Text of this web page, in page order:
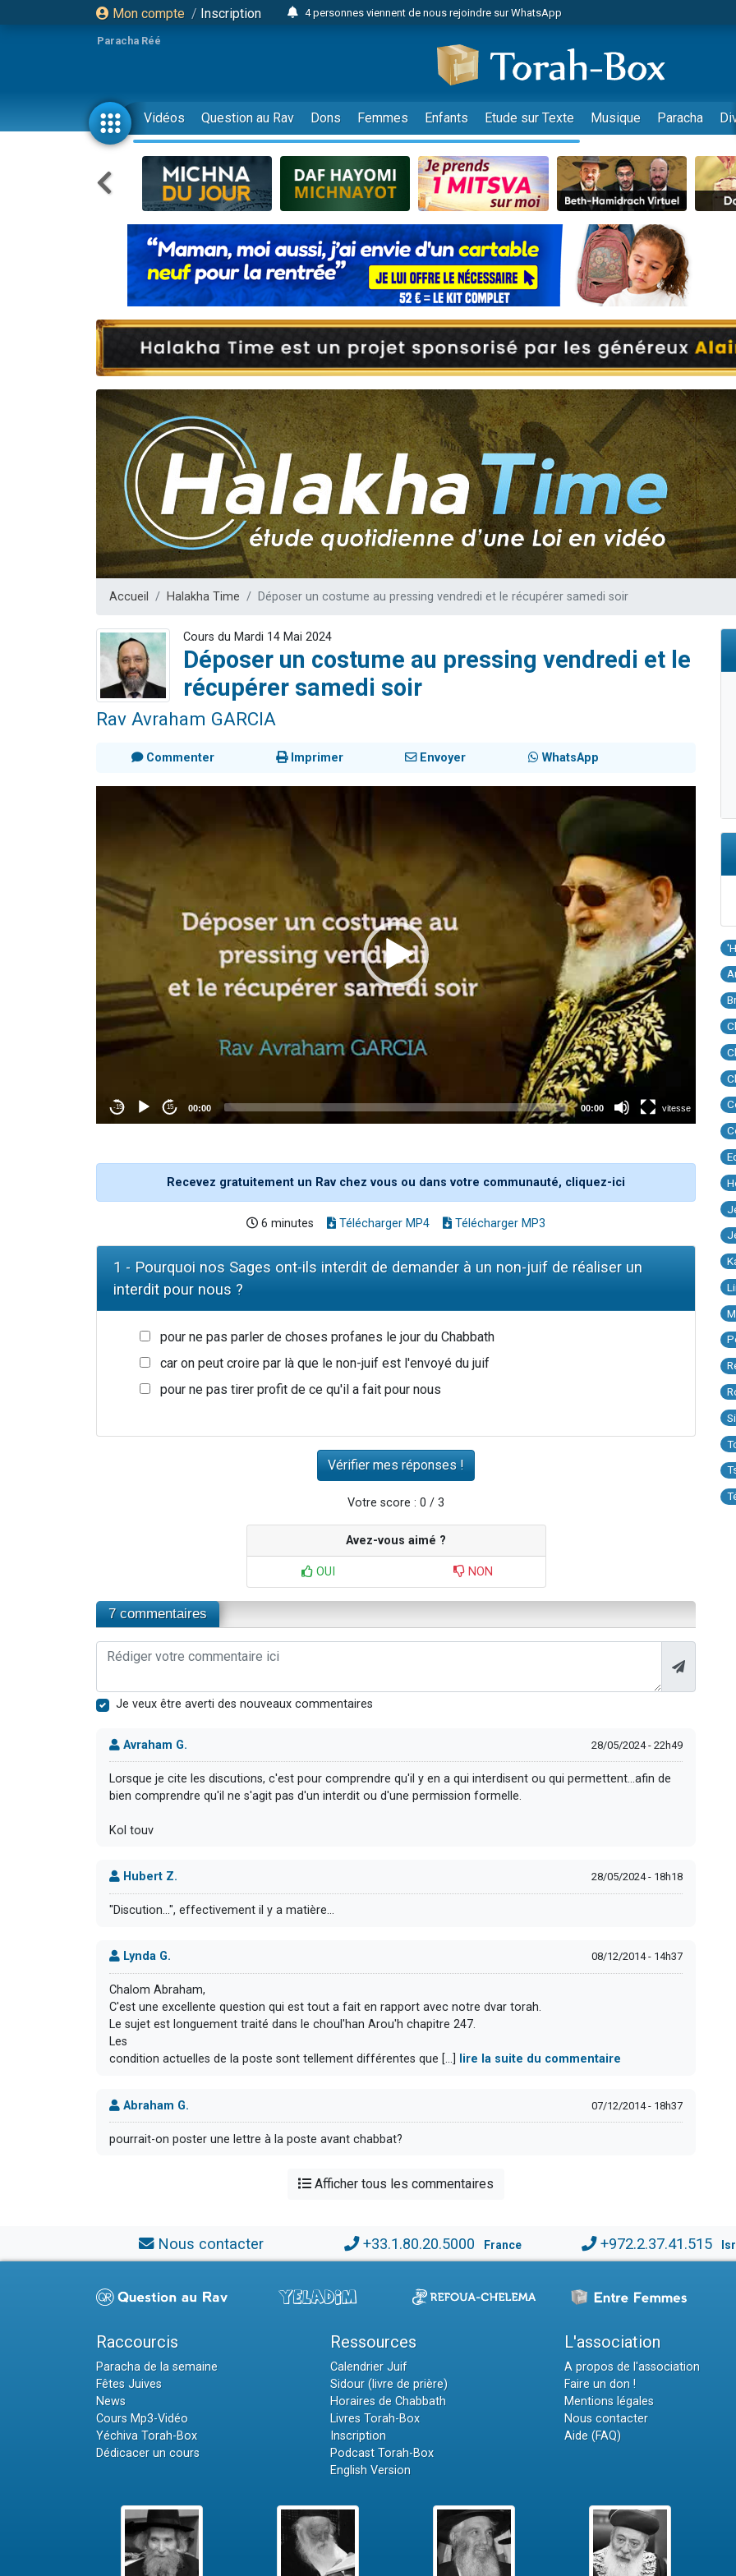
Mon compte / Inscription
4 personnes viennent de nous rejoindre sur WhatsApp
Odaya vient de donner son Maasser
3 personnes viennent de faire un don pour 5 jours de vacances aux Orphelins
3 personnes viennent de faire un don pour Diane, 80 ans, dans un appartement
13 personnes viennent de demander une bénédiction
2 personnes viennent de nous rejoindre sur WhatsApp
30 personnes viennent de faire un don pour Sauvez la jambe de Yohan
Il reste 49 places pour étudier en groupe sur Zoom
12 nouvelles musiques dans Torah-Box Music
3 personnes viennent de nous rejoindre sur WhatsApp
2 personnes viennent de nous rejoindre sur WhatsApp
3 personnes viennent de nous rejoindre sur WhatsApp
8 personnes viennent de faire un don pour Tsédaka : pauvres d'Israel
61 personnes viennent de demander une bénédiction
Ariel vient de donner son Maasser
Il reste 49 places pour étudier en groupe sur Zoom
Eva vient de donner son Maasser
Paracha Réé
Vidéos Question au Rav Dons Femmes Enfants Etude sur Texte Musique Paracha
Accueil Halakha Time Déposer un costume au pressing vendredi et le récupérer samedi soir
Cours du Mardi 14 Mai 2024
Déposer un costume au pressing vendredi et le
récupérer samedi soir
Rav Avraham GARCIA
Commenter Imprimer Envoyer WhatsApp
Recevez gratuitement un Rav chez vous ou dans votre communauté, cliquez-ici
6 minutes Télécharger MP4 Télécharger MP3
1 - Pourquoi nos Sages ont-ils interdit de demander à un non-juif de réaliser un
interdit pour nous ?
pour ne pas parler de choses profanes le jour du Chabbath
car on peut croire par là que le non-juif est l'envoyé du juif
pour ne pas tirer profit de ce qu'il a fait pour nous
Votre score : 0 / 3
Avez-vous aimé ?
OUI NON
7 commentaires
Je veux être averti des nouveaux commentaires
Avraham G. 28/05/2024 - 22h49
Lorsque je cite les discutions, c'est pour comprendre qu'il y en a qui interdisent ou qui permettent...afin de
bien comprendre qu'il ne s'agit pas d'un interdit ou d'une permission formelle.
Kol touv
Hubert Z. 28/05/2024 - 18h18
"Discution...", effectivement il y a matière...
Lynda G. 08/12/2014 - 14h37
Chalom Abraham,
C'est une excellente question qui est tout a fait en rapport avec notre dvar torah.
Le sujet est longuement traité dans le choul'han Arou'h chapitre 247.
Les
condition actuelles de la poste sont tellement différentes que [...] lire la suite du commentaire
Abraham G. 07/12/2014 - 18h37
pourrait-on poster une lettre à la poste avant chabbat?
Afficher tous les commentaires
Nous contacter +33.1.80.20.5000 France +972.2.37.41.515
Raccourcis
Paracha de la semaine
Fêtes Juives
News
Cours Mp3-Vidéo
Yéchiva Torah-Box
Dédicacer un cours
Ressources
Calendrier Juif
Sidour (livre de prière)
Horaires de Chabbath
Livres Torah-Box
Inscription
Podcast Torah-Box
English Version
L'association
A propos de l'association
Faire un don !
Mentions légales
Nous contacter
Aide (FAQ)